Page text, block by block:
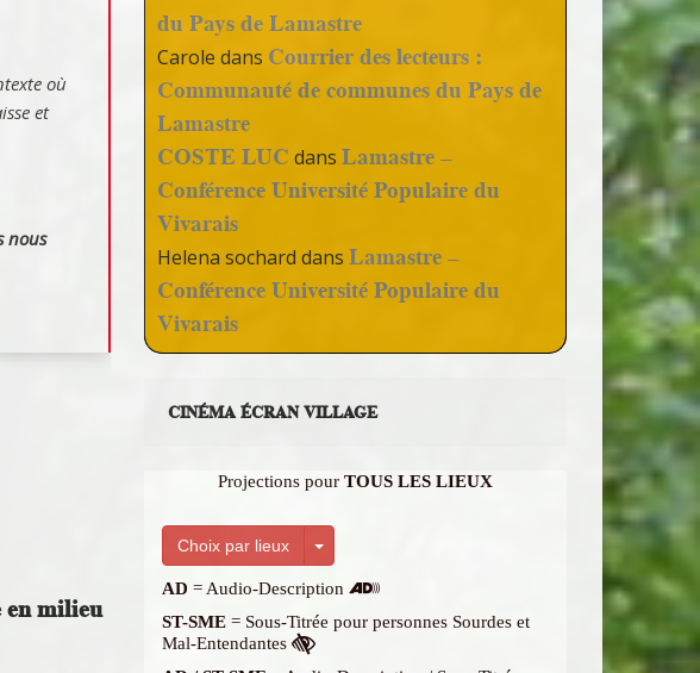
où
et
nous
en milieu
du Pays de Lamastre
Carole dans Courrier des lecteurs :
Communauté de communes du Pays de
Lamastre
COSTE LUC dansLamastre –
Conférence Université Populaire du
Vivarais
Helena sochard dansLamastre –
Conférence Université Populaire du
Vivarais
CINÉMA ÉCRAN VILLAGE